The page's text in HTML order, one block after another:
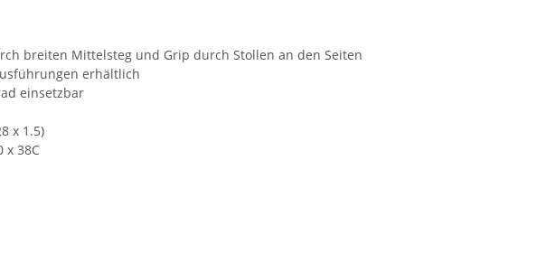
breiten Mittelsteg und Grip durch Stollen an den Seiten
erhältlich
einsetzbar
x 1.5)
x 38C